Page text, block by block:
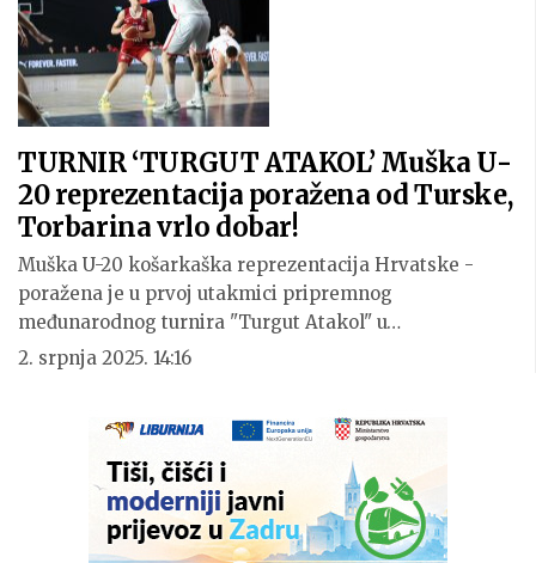
TURNIR ‘TURGUT ATAKOL’ Muška U-
20 reprezentacija poražena od Turske,
Torbarina vrlo dobar!
Muška U-20 košarkaška reprezentacija Hrvatske -
poražena je u prvoj utakmici pripremnog
međunarodnog turnira "Turgut Atakol" u…
2. srpnja 2025. 14:16